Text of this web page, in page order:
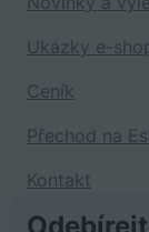
Ukázky e-
Ceník
Přechod na
Kontakt